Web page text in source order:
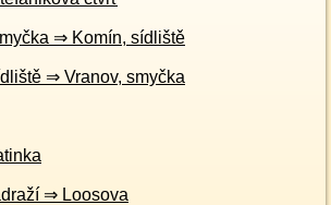
⇒ Komín, sídliště
⇒ Vranov, smyčka
⇒ Loosova